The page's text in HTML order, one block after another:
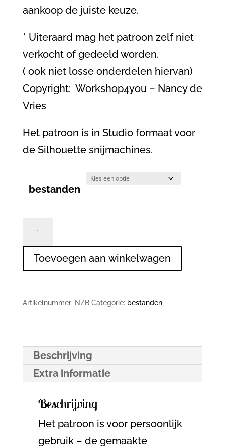
aankoop de juiste keuze.
* Uiteraard mag het patroon zelf niet
verkocht of gedeeld worden.
( ook niet losse onderdelen hiervan)
Copyright: Workshop4you – Nancy de
Vries
Het patroon is in Studio formaat voor
de Silhouette snijmachines.
bestanden
bestand
imperpect
Toevoegen aan winkelwagen
Artikelnummer: N/B Categorie: bestanden
Beschrijving
Extra informatie
Beschrijving
Het patroon is voor persoonlijk
gebruik – de gemaakte